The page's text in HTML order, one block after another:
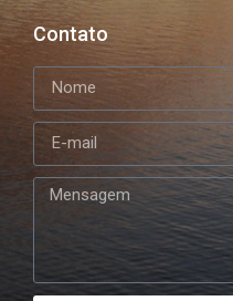
Contato